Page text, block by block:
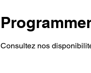
Consultez nos